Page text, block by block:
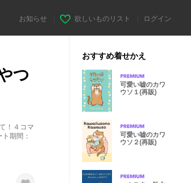
お知らせ 欲しいものリスト ログイン
つ
！４コマ
期間：
おすすめ着せかえ
可愛い嘘のカワ
ウソ１(再販)
可愛い嘘のカワ
ウソ２(再販)